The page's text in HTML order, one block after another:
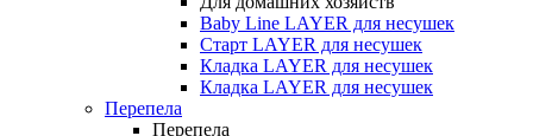
Baby Line LAYER для несушек
Старт LAYER для несушек
Кладка LAYER для несушек
Кладка LAYER для несушек
Перепела
Перепела